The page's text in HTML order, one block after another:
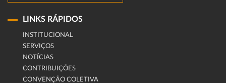
LINKS RÁPIDOS
INSTITUCIONAL
SERVIÇOS
NOTÍCIAS
CONTRIBUIÇÕES
CONVENÇÃO COLETIVA